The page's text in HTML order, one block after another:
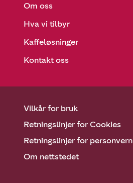
Om oss
Hva vi tilbyr
Kaffeløsninger
Kontakt oss
Vilkår for bruk
Retningslinjer for Cookies
Retningslinjer for personvern
Om nettstedet